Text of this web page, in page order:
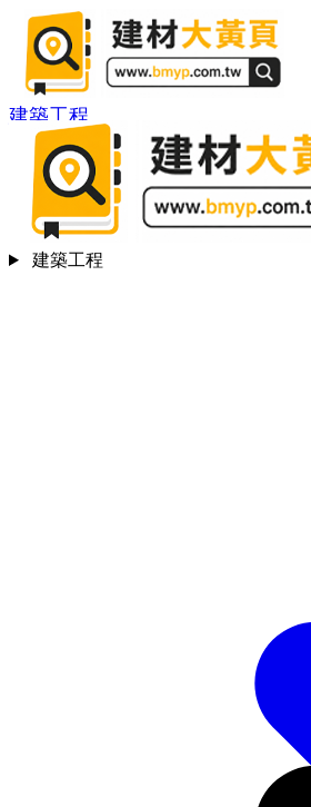
建築工程
建築工程